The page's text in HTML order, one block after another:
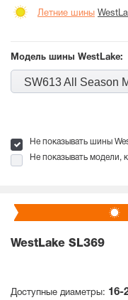
Летние шины
Модель шины WestLake:
SW613 All Season
Не показывать шины
Не показывать модели,
WestLake SL369
Доступные диаметры: 16-